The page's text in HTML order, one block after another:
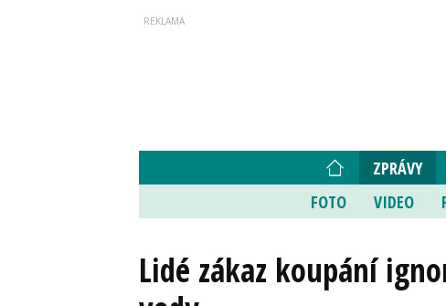
ZPRÁVY
FOTO
VIDEO
Lidé zákaz koupání